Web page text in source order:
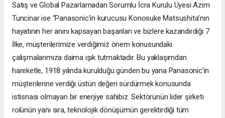
Satış ve Global Pazarlamadan Sorumlu İcra Kurulu Üyesi Azim
Tuncinar ise “Panasonic’in kurucusu Konosuke Matsushita’nın
hayatının her anını kapsayan başarıları ve bizlere kazandırdığı 7
İlke, müşterilerimize verdiğimiz önem konusundaki
çalışmalarımıza daima ışık tutmaktadır. Bu yaklaşımdan
hareketle, 1918 yılında kurulduğu günden bu yana Panasonic’in
müşterilerine verdiği üstün değeri sürdürmek konusunda
istisnası olmayan bir enerjiye sahibiz. Sektörünün lider şirketi
rolünün yanı sıra, teknolojik dönüşümün gerektirdiği tüm